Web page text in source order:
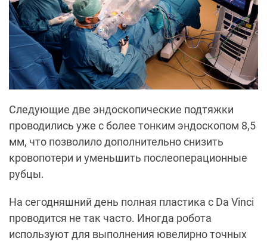
Следующие две эндоскопические подтяжки
проводились уже с более тонким эндоскопом 8,5
мм, что позволило дополнительно снизить
кровопотери и уменьшить послеоперационные
рубцы.
На сегодняшний день полная пластика с Da Vinci
проводится не так часто. Иногда робота
используют для выполнения ювелирно точных